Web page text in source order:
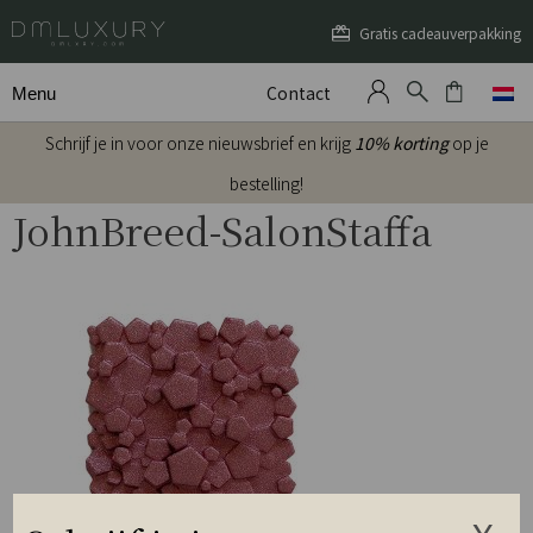
Gratis cadeauverpakking
Menu Contact
Schrijf je in voor onze nieuwsbrief en krijg 10% kortingop je
bestelling!
JohnBreed-SalonStaffa